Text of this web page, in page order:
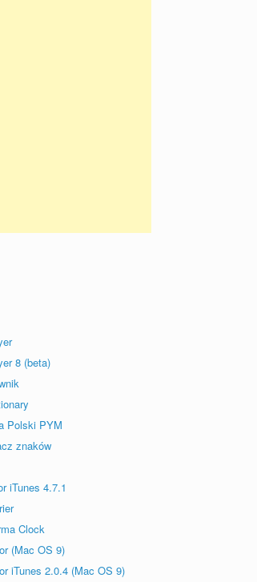
8 (beta)
Polski PYM
znaków
iTunes 4.7.1
Clock
(Mac OS 9)
iTunes 2.0.4 (Mac OS 9)